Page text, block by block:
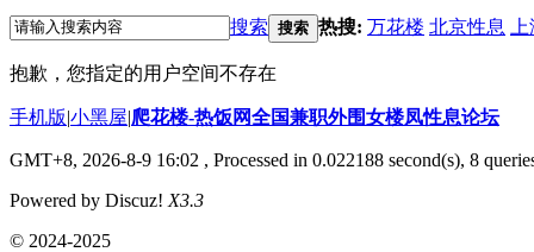
搜索 搜索 热搜: 万花楼 北京性息
抱歉，您指定的用户空间不存在
手机版|小黑屋|爬花楼-热饭网全国兼职外围女楼凤性息论坛
GMT+8, 2026-8-9 16:02 , Processed in 0.022188 second(s), 8
Powered by Discuz! X3.3
© 2024-2025